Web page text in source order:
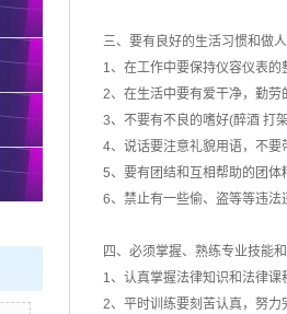
三、要有良好的生活习惯和做
1、在工作中要保持仪容仪表的
2、在生活中要有爱干净，勤劳
3、不要有不良的嗜好(醉酒 打
4、说话要注意礼貌用语，不
5、要有团结和互相帮助的团
6、禁止有一些偷、盗等等违法
四、必须掌握、熟练专业技能
1、认真掌握法律知识和法律
2、平时训练要刻苦认真，努